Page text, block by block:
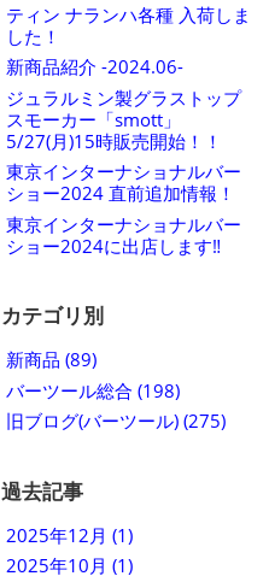
ティン ナランハ各種 入荷しま
した！
新商品紹介 -2024.06-
ジュラルミン製グラストップ
スモーカー「smott」
5/27(月)15時販売開始！！
東京インターナショナルバー
ショー2024 直前追加情報！
東京インターナショナルバー
ショー2024に出店します‼
カテゴリ別
新商品 (89)
バーツール総合 (198)
旧ブログ(バーツール) (275)
過去記事
2025年12月 (1)
2025年10月 (1)